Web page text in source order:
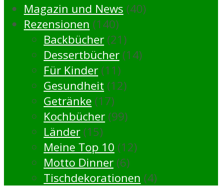
Magazin und News (40)
Rezensionen (140)
Backbücher (21)
Dessertbücher (14)
Für Kinder (11)
Gesundheit (12)
Getränke (17)
Kochbücher (99)
Länder (15)
Meine Top 10 (12)
Motto Dinner (6)
Tischdekorationen (4)